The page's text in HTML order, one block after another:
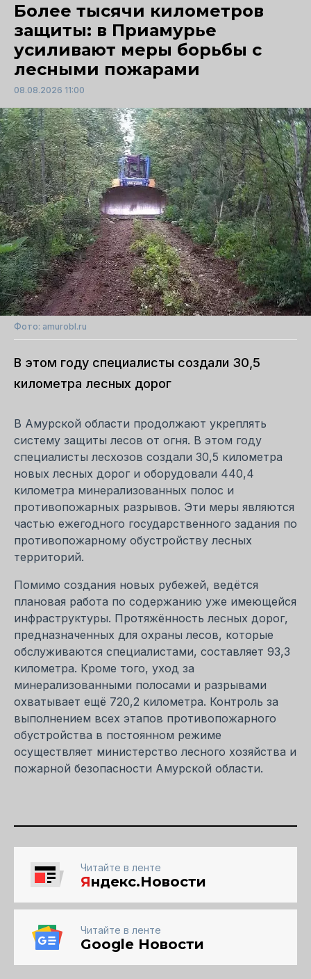
Более тысячи километров
защиты: в Приамурье
усиливают меры борьбы с
лесными пожарами
08.08.2026 11:00
Фото: amurobl.ru
В этом году специалисты создали 30,5
километра лесных дорог
В Амурской области продолжают укреплять
систему защиты лесов от огня. В этом году
специалисты лесхозов создали 30,5 километра
новых лесных дорог и оборудовали 440,4
километра минерализованных полос и
противопожарных разрывов. Эти меры являются
частью ежегодного государственного задания по
противопожарному обустройству лесных
территорий.
Помимо создания новых рубежей, ведётся
плановая работа по содержанию уже имеющейся
инфраструктуры. Протяжённость лесных дорог,
предназначенных для охраны лесов, которые
обслуживаются специалистами, составляет 93,3
километра. Кроме того, уход за
минерализованными полосами и разрывами
охватывает ещё 720,2 километра. Контроль за
выполнением всех этапов противопожарного
обустройства в постоянном режиме
осуществляет министерство лесного хозяйства и
пожарной безопасности Амурской области.
Читайте в ленте
Яндекс.Новости
Читайте в ленте
Google Новости